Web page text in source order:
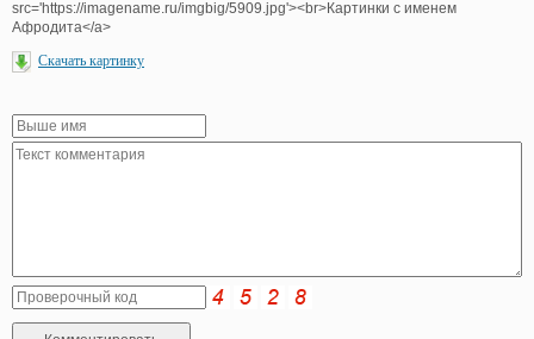
src='https://imagename.ru/imgbig/5909.jpg'><br>Картинки с именем
Афродита</a>
Скачать картинку